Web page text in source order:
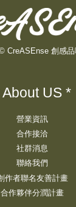
CreASEnse 創感品
About US *
營業資訊
合作接洽
社群消息
聯絡我們
作者聯名友善計畫
合作夥伴分潤計畫